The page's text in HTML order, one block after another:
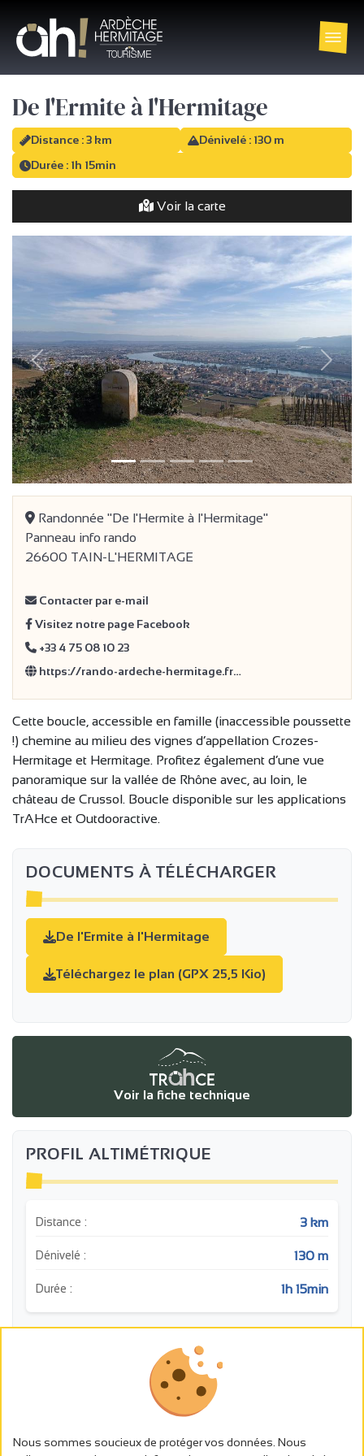
De l'Ermite à l'Hermitage
Distance : 3 km
Dénivelé : 130 m
Durée : 1h 15min
Voir la carte
précédent
Randonnée "De l'Hermite à l'Hermitage"
Panneau info rando
26600 TAIN-L'HERMITAGE
Contacter par e-mail
Visitez notre page Facebook
+33 4 75 08 10 23
https://rando-ardeche-hermitage.fr…
Cette boucle, accessible en famille (inaccessible poussette
!) chemine au milieu des vignes d’appellation Crozes-
Hermitage et Hermitage. Profitez également d’une vue
panoramique sur la vallée de Rhône avec, au loin, le
château de Crussol. Boucle disponible sur les applications
TrAHce et Outdooractive.
DOCUMENTS À TÉLÉCHARGER
De l'Ermite à l'Hermitage
Téléchargez le plan (GPX 25,5 Kio)
Voir la fiche technique
PROFIL ALTIMÉTRIQUE
Distance : 3 km
Dénivelé : 130 m
Durée : 1h 15min
180 3
4
Nous sommes soucieux de protéger vos données. Nous